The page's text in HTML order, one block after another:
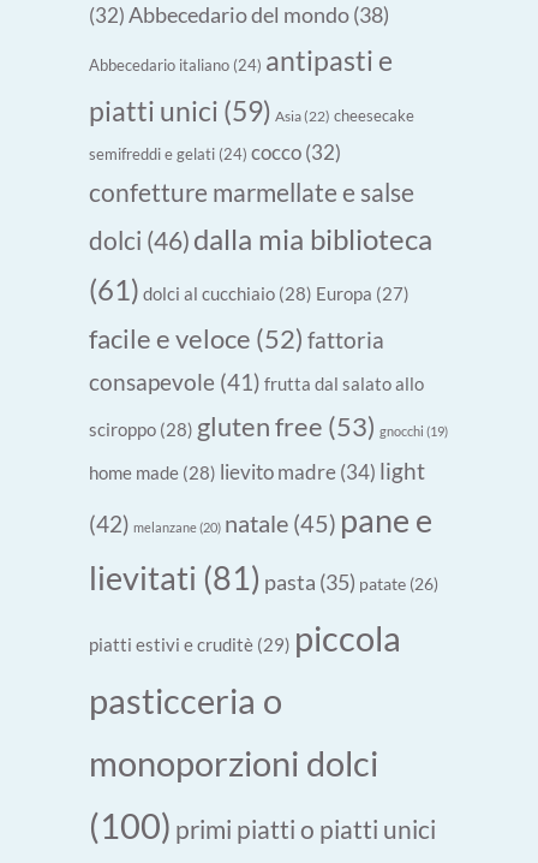
(32) Abbecedario del mondo(38)
Abbecedario italiano (24) antipasti e
piatti unici (59) Asia(22) cheesecake
semifreddi e gelati (24) cocco (32)
confetture marmellate e salse
dolci (46) dalla mia biblioteca
(61) dolci al cucchiaio (28) Europa (27)
facile e veloce (52) fattoria
consapevole (41) frutta dal salato allo
sciroppo (28) gluten free (53) gnocchi (19)
home made (28) lievito madre(34) light
(42) melanzane(20) natale (45) pane e
lievitati (81) pasta (35) patate (26)
piatti estivi e cruditè (29) piccola
pasticceria o
monoporzioni dolci
(100) primi piatti o piatti unici